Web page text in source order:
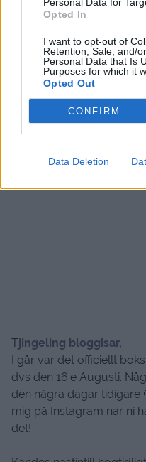
Opted In
I want to opt-out of
Retention, Sale, and/
Personal Data that Is
Purposes for which it
Opted Out
CONFIRM
Data Deletion
Tjingeling bloggisar,
I går var det officiellt
dvs den 16:e Augusti.
den några dagar tidigare
mig på Instagram när ni
det!